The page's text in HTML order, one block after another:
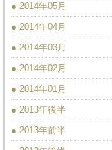
● 2014年05月
● 2014年04月
● 2014年03月
● 2014年02月
● 2014年01月
● 2013年後半
● 2013年前半